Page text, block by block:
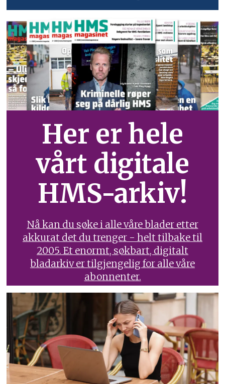
Her er hele
vårt digitale
HMS-arkiv!
Nå kan du søke i alle våre blader etter
akkurat det du trenger - helt tilbake til
2005. Et enormt, søkbart, digitalt
bladarkiv er tilgjengelig for alle våre
abonnenter.